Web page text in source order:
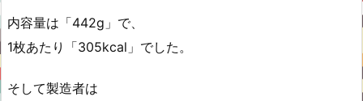
内容量は「442g」で、
1枚あたり「305kcal」でした。
そして製造者は